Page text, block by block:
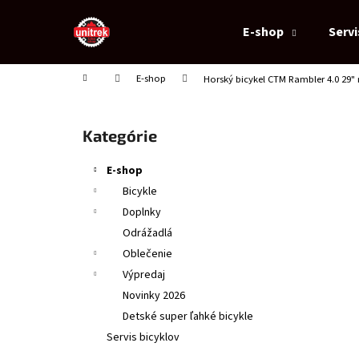
E-shop
Domov E-shop Horský bicykel CTM Rambler 4.0
Preskočiť
kategórie
Kategórie
E-shop
Bicykle
Doplnky
Odrážadlá
Oblečenie
Výpredaj
Novinky 2026
Detské super ľahké bicykle
Servis bicyklov
í
Späť
do
Späť
do
DETSKÁ PRILBA CTM BUCKY, ORANŽOVÁ